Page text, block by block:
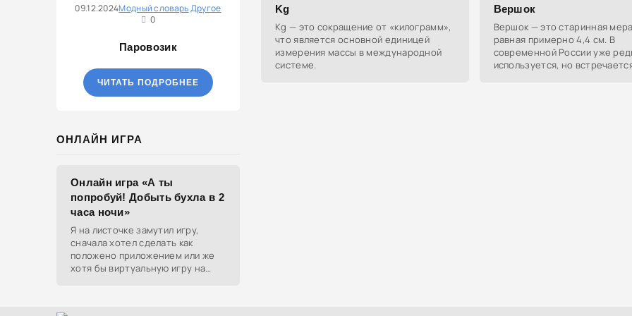
09.12.2024Модный словарьДругое
0
Паровозик
ЧИТАТЬ ПОДРОБНЕЕ
ОНЛАЙН ИГРА
Онлайн игра «А ты
попробуй! Добыть бухла в 2
часа ночи»
Я на листочке замутил игру,
сначала хотел сделать как
положено приложением или же
хотя бы виртуальную игру на
Kg
Kg — это сокращение от «килограмм»,
что является основной единицей
измерения массы в международной
системе.
Вершок
Вершок — это старинная
равная примерно 4,4 см. В
современной России уже
используется, но